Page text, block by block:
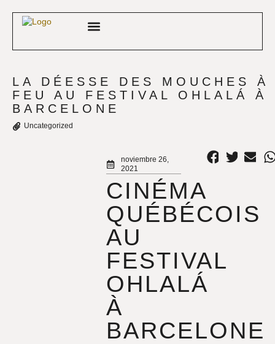
LA DÉESSE DES MOUCHES À
FEU AU FESTIVAL OHLALÁ À
BARCELONE
Uncategorized
noviembre 26,
2021
CINÉMA
QUÉBÉCOIS
AU
FESTIVAL
OHLALÁ
À
BARCELONE